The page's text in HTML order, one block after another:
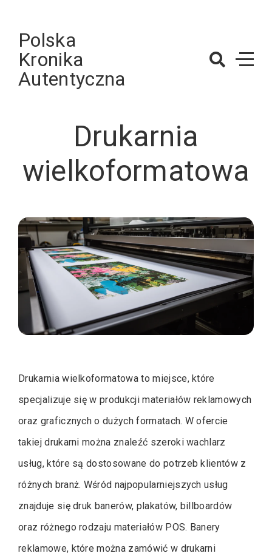
contentPolska
Kronika
Autentyczna
Drukarnia
wielkoformatowa
Drukarnia wielkoformatowa to miejsce, które
specjalizuje się w produkcji materiałów reklamowych
oraz graficznych o dużych formatach. W ofercie
takiej drukarni można znaleźć szeroki wachlarz
usług, które są dostosowane do potrzeb klientów z
różnych branż. Wśród najpopularniejszych usług
znajduje się druk banerów, plakatów, billboardów
oraz różnego rodzaju materiałów POS. Banery
reklamowe, które można zamówić w drukarni